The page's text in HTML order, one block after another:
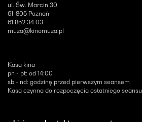
ul. Św. Marcin 30
61-805 Poznań
61 852 34 03
muza@kinomuza.pl
Kasa kina
pn - pt: od 14:00
sb - nd: godzinę przed pierwszym seansem
Kasa czynna do rozpoczęcia ostatniego seansu